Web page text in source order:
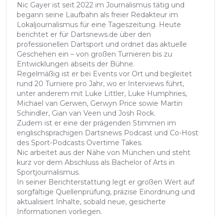
Nic Gayer ist seit 2022 im Journalismus tätig und
begann seine Laufbahn als freier Redakteur im
Lokaljournalismus für eine Tageszeitung. Heute
berichtet er für Dartsnews.de über den
professionellen Dartsport und ordnet das aktuelle
Geschehen ein – von großen Turnieren bis zu
Entwicklungen abseits der Bühne.
Regelmäßig ist er bei Events vor Ort und begleitet
rund 20 Turniere pro Jahr, wo er Interviews führt,
unter anderem mit Luke Littler, Luke Humphries,
Michael van Gerwen, Gerwyn Price sowie Martin
Schindler, Gian van Veen und Josh Rock.
Zudem ist er eine der prägenden Stimmen im
englischsprachigen Dartsnews Podcast und Co-Host
des Sport-Podcasts Overtime Takes.
Nic arbeitet aus der Nähe von München und steht
kurz vor dem Abschluss als Bachelor of Arts in
Sportjournalismus.
In seiner Berichterstattung legt er großen Wert auf
sorgfältige Quellenprüfung, präzise Einordnung und
aktualisiert Inhalte, sobald neue, gesicherte
Informationen vorliegen.